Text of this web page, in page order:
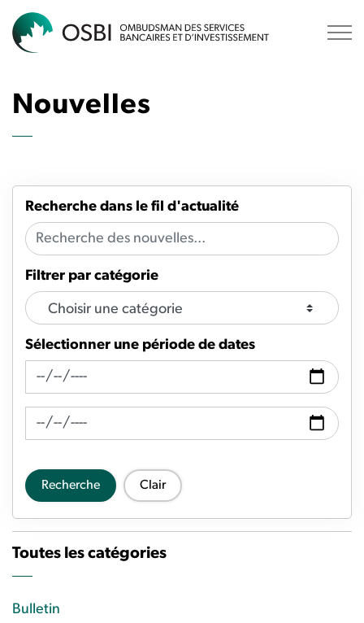
Nouvelles
Recherche dans le fil d'actualité
Filtrer par catégorie
Sélectionner une période de dates
Recherche de fil d'actualité Date de
Recherche de flux d'actualités Date à
Recherche Clair
Toutes les catégories
Bulletin